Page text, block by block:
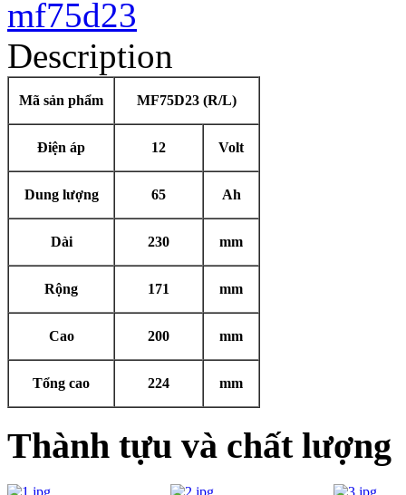
Description
Mã sản phẩm MF75D23 (R/L)
Điện áp 12 Volt
Dung lượng 65 Ah
Dài 230 mm
Rộng 171 mm
Cao 200 mm
Tổng cao 224 mm
Thành tựu và chất lượng